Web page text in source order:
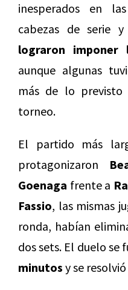
inesperados en
cabezas de serie
lograron
aunque algunas
más de lo previsto
torneo.
El partido más
protagonizaron
Goenaga frente a
Fassio, las mismas
ronda, habían
dos sets. El duelo se
minutos y se